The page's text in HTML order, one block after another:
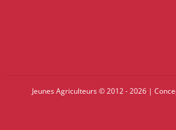
Jeunes Agriculteurs © 2012 - 2026 |